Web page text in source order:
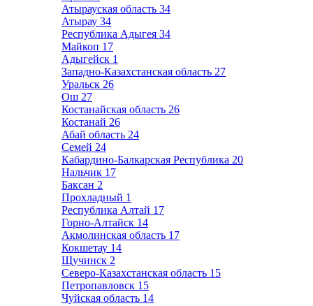
Атырауская область 34
Атырау 34
Республика Адыгея 34
Майкоп 17
Адыгейск 1
Западно-Казахстанская область 27
Уральск 26
Ош 27
Костанайская область 26
Костанай 26
Абай область 24
Семей 24
Кабардино-Балкарская Республика 20
Нальчик 17
Баксан 2
Прохладный 1
Республика Алтай 17
Горно-Алтайск 14
Акмолинская область 17
Кокшетау 14
Щучинск 2
Северо-Казахстанская область 15
Петропавловск 15
Чуйская область 14